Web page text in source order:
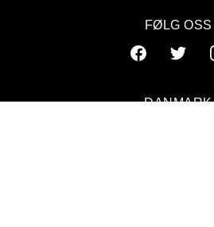
FØLG OSS
DANMARK